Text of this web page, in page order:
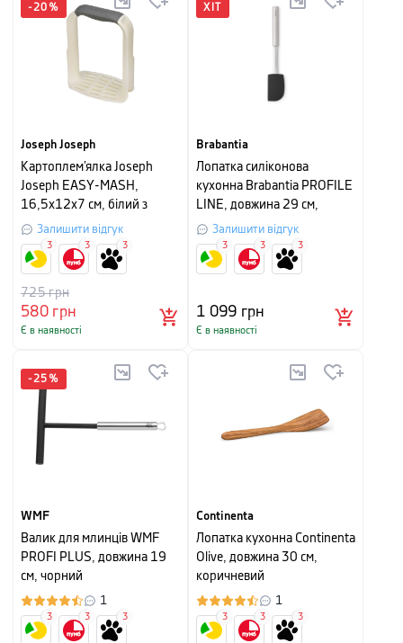
-20 %
Joseph Joseph
Картоплем’ялка Joseph
Joseph EASY-MASH,
16,5x12x7 см, білий з
сіримЗалишити відгук
580грн
725грн
Є в наявності
3 3 3
ХІТ
Brabantia
Лопатка силіконова
кухонна Brabantia PROFILE
LINE, довжина 29 см,
срібляста з чорним
Залишити відгук
1 099 грн
Є в наявності
3 3 3
-25 %
WMF
Валик для млинців WMF
PROFI PLUS, довжина 19
см, чорний
1
3 3 3
Continenta
Лопатка кухонна Continenta
Olive, довжина 30 см,
коричневий
1
3 3 3